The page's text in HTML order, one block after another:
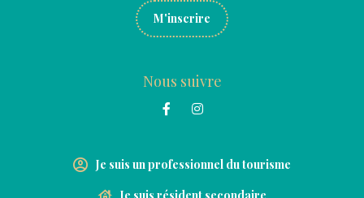
M'inscrire
Nous suivre
Je suis un professionnel du tourisme